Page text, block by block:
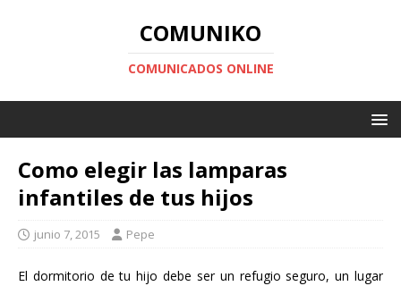
COMUNIKO
COMUNICADOS ONLINE
Como elegir las lamparas
infantiles de tus hijos
junio 7, 2015 Pepe
El dormitorio de tu hijo debe ser un refugio seguro, un lugar